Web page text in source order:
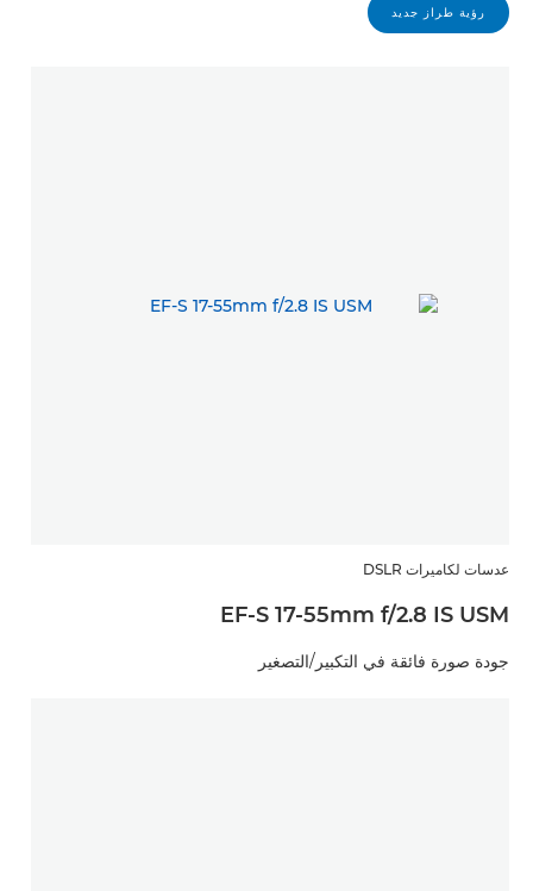
رؤية طراز جديد
عدسات لكاميرات DSLR
EF-S 17-55mm f/2.8 IS USM
جودة صورة فائقة في التكبير/التصغير